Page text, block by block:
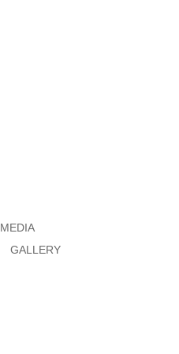
MEDIA
GALLERY